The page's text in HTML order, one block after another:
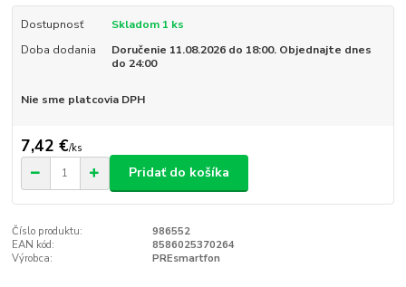
Dostupnosť
Skladom 1 ks
Doba dodania
Doručenie 11.08.2026 do 18:00. Objednajte dnes
do 24:00
Nie sme platcovia DPH
7,42 €/ks
Pridať do košíka
Číslo produktu:
986552
EAN kód:
8586025370264
Výrobca:
PREsmartfon